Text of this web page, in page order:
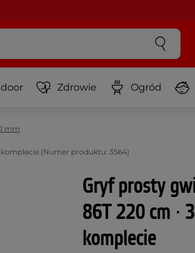
Zdrowie Ogród
mm
komplecie (Numer produktu: 3564)
Gryf prosty
86T 220 cm ∙
komplecie